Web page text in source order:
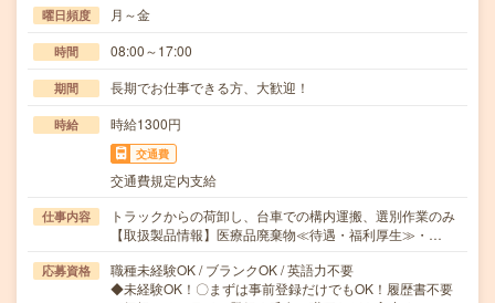
曜日頻度 月～金
時間 08:00～17:00
期間 長期でお仕事できる方、大歓迎！
時給 時給1300円
交通費
交通費規定内支給
仕事内容
トラックからの荷卸し、台車での構内運搬、選別作業のみ
【取扱製品情報】医療品廃棄物≪待遇・福利厚生≫・…
応募資格
職種未経験OK / ブランクOK / 英語力不要
◆未経験OK！〇まずは事前登録だけでもOK！履歴書不要